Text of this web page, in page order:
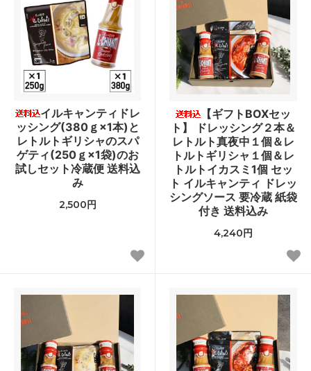
イルキャンティドレ
ッシング(380ｇ×1本)と
レトルトギリシャのスパ
ゲティ(250ｇ×1袋)のお
試しセット冷蔵便 送料込
み
2,500円
【ギフトBOXセッ
ト】 ドレッシング２本＆
レトルト真夜中１個＆レ
トルトギリシャ１個＆レ
トルトイカスミ1個 セッ
ト イルキャンティ ドレッ
シングソース 要冷蔵 紙袋
付き 送料込み
4,240円